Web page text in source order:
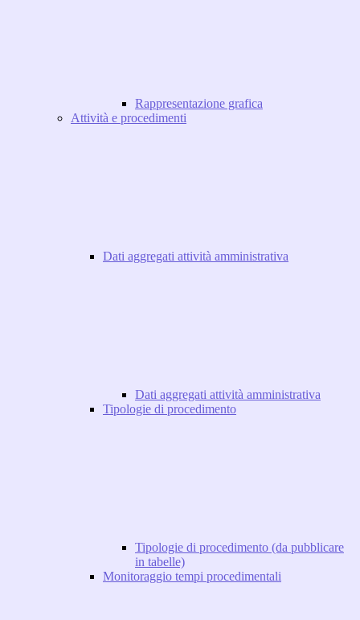
Rappresentazione grafica
Attività e procedimenti
Dati aggregati attività amministrativa
Dati aggregati attività amministrativa
Tipologie di procedimento
Tipologie di procedimento (da pubblicare
in tabelle)
Monitoraggio tempi procedimentali